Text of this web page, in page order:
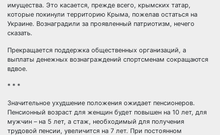
имущества. Это касается, прежде всего, крымских татар,
которые покинули территорию Крыма, пожелав остаться на
Украине. Вознаградили за проявленный патриотизм, нечего
сказать.
Прекращается поддержка общественных организаций, а
выплаты денежных вознаграждений спортсменам сокращаются
вдвое.
* * *
Значительное ухудшение положения ожидает пенсионеров.
Пенсионный возраст для женщин будет повышен на 10 лет, для
мужчин – на 5 лет, а стаж, необходимый для получения
трудовой пенсии, увеличится на 7 лет. При постоянном